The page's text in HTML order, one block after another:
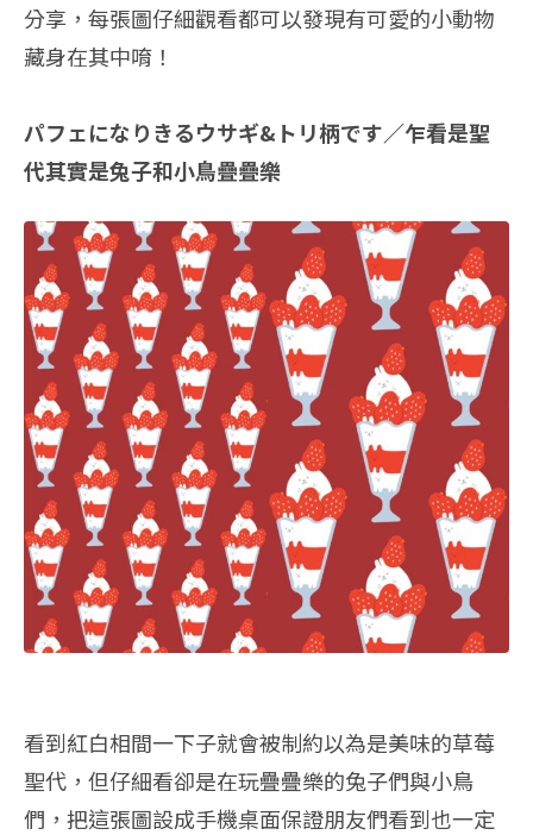
分享，每張圖仔細觀看都可以發現有可愛的小動物
藏身在其中唷！
パフェになりきるウサギ&トリ柄です／乍看是聖
代其實是兔子和小鳥疊疊樂
看到紅白相間一下子就會被制約以為是美味的草莓
聖代，但仔細看卻是在玩疊疊樂的兔子們與小鳥
們，把這張圖設成手機桌面保證朋友們看到也一定